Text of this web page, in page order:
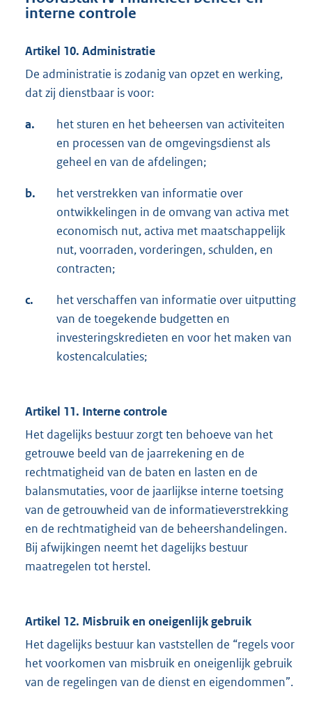
interne controle
Artikel 10. Administratie
De administratie is zodanig van opzet en werking,
dat zij dienstbaar is voor:
a.
het sturen en het beheersen van activiteiten
en processen van de omgevingsdienst als
geheel en van de afdelingen;
b.
het verstrekken van informatie over
ontwikkelingen in de omvang van activa met
economisch nut, activa met maatschappelijk
nut, voorraden, vorderingen, schulden, en
contracten;
c.
het verschaffen van informatie over uitputting
van de toegekende budgetten en
investeringskredieten en voor het maken van
kostencalculaties;
Artikel 11. Interne controle
Het dagelijks bestuur zorgt ten behoeve van het
getrouwe beeld van de jaarrekening en de
rechtmatigheid van de baten en lasten en de
balansmutaties, voor de jaarlijkse interne toetsing
van de getrouwheid van de informatieverstrekking
en de rechtmatigheid van de beheershandelingen.
Bij afwijkingen neemt het dagelijks bestuur
maatregelen tot herstel.
Artikel 12. Misbruik en oneigenlijk gebruik
Het dagelijks bestuur kan vaststellen de “regels voor
het voorkomen van misbruik en oneigenlijk gebruik
van de regelingen van de dienst en eigendommen”.